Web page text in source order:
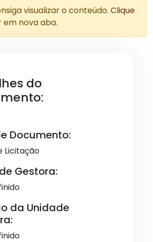
visualizar o conteúdo. Clique
em nova aba.
do
Documento:
Licitação
Gestora:
da Unidade